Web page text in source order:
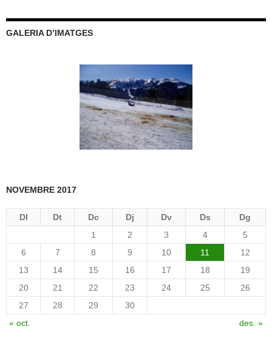
GALERIA D’IMATGES
NOVEMBRE 2017
Dl Dt Dc Dj Dv Ds
Dg
1
2 3 4
5
6
7 8 9 10 11
12
13
14 15 16 17 18
19
20
21 22 23 24 25
26
27
28 29
30
« oct.
des. »